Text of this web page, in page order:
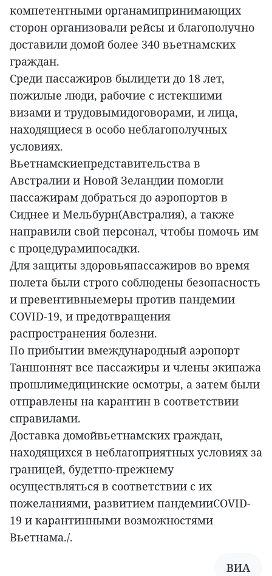
компетентными органамипринимающих
сторон организовали рейсы и благополучно
доставили домой более 340 вьетнамских
граждан.
Среди пассажиров былидети до 18 лет,
пожилые люди, рабочие с истекшими
визами и трудовымидоговорами, и лица,
находящиеся в особо неблагополучных
условиях.
Вьетнамскиепредставительства в
Австралии и Новой Зеландии помогли
пассажирам добраться до аэропортов в
Сиднее и Мельбурн(Австралия), а также
направили свой персонал, чтобы помочь им
с процедурамипосадки.
Для защиты здоровьяпассажиров во время
полета были строго соблюдены безопасность
и превентивныемеры против пандемии
COVID-19, и предотвращения
распространения болезни.
По прибытии вмеждународный аэропорт
Таншоннят все пассажиры и члены экипажа
прошлимедицинские осмотры, а затем были
отправлены на карантин в соответствии
справилами.
Доставка домойвьетнамских граждан,
находящихся в неблагоприятных условиях за
границей, будетпо-прежнему
осуществляться в соответствии с их
пожеланиями, развитием пандемииCOVID-
19 и карантинными возможностями
Вьетнама./.
ВИА